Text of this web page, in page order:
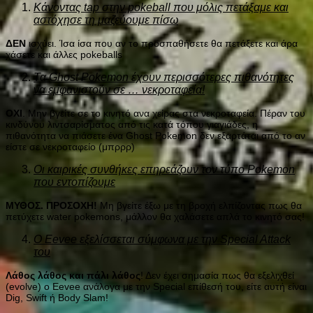
Κάνοντας tap στην pokeball που μόλις πετάξαμε και
αστόχησε τη μαζεύουμε πίσω
ΔΕΝισχύει. Ίσα ίσα που αν το προσπαθήσετε θα πετάξετε και άρα
χάσετε και άλλες pokeballs
Τα Ghost Pokemon έχουν περισσότερες πιθανότητες
να εμφανιστούν σε … νεκροταφεία!
ΟΧΙ . Μην βγείτε σε το κινητό ανα χείρας στα νεκροταφεία. Πέραν του
κινδύνου λιντσαρίσματος από τις κατά τόπου γιαγιάδες, η
πιθανότητα να πιάσετε ένα Ghost Pokemon δεν εξαρτάται από το αν
είστε σε νεκροταφείο (μπρρρ)
Οι καιρικές συνθήκες επηρεάζουν τον τύπο Pokemon
που εντοπίζουμε
ΜΥΘΟΣ. ΠΡΟΣΟΧΗ! Μη βγείτε έξω με τη βροχή ελπίζοντας πως θα
πετύχετε water pokemons, μάλλον θα χαλάσετε απλά το κινητό σας!
Ο Eevee εξελίσσεται σύμφωνα με την Special Attack
του
Λάθος λάθος και πάλι λάθος! Δεν έχει σημασία πως θα εξελιχθεί
(evolve) o Eevee ανάλογα με την Special επίθεσή του, είτε αυτή είναι
Dig, Swift ή Body Slam!